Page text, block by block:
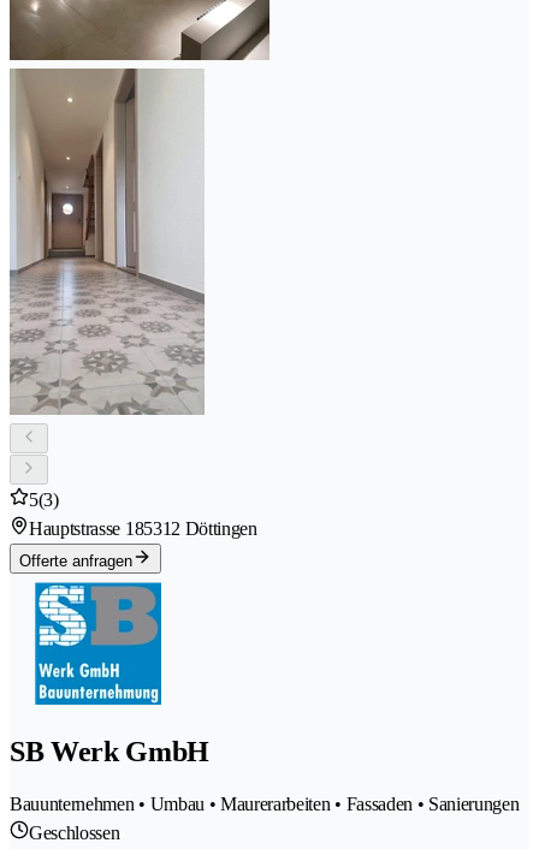
5(3)
Hauptstrasse 185312 Döttingen
Offerte anfragen
SB Werk GmbH
Bauunternehmen • Umbau • Maurerarbeiten • Fassaden • Sanierungen
Geschlossen